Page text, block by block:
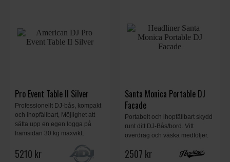
Pro Event Table II Silver
Professionellt DJ-bås, kompakt
och ihopfällbart, Möjlighet att
sätta upp en egen logga på
framsidan 30 kg maxvikt,
Silver.
5210 kr
Santa Monica Portable DJ
Facade
Portabelt och ihopfällbart skydd
runt ditt DJ-Bås/bord. Vitt
överdrag och väska medföljer.
2507 kr